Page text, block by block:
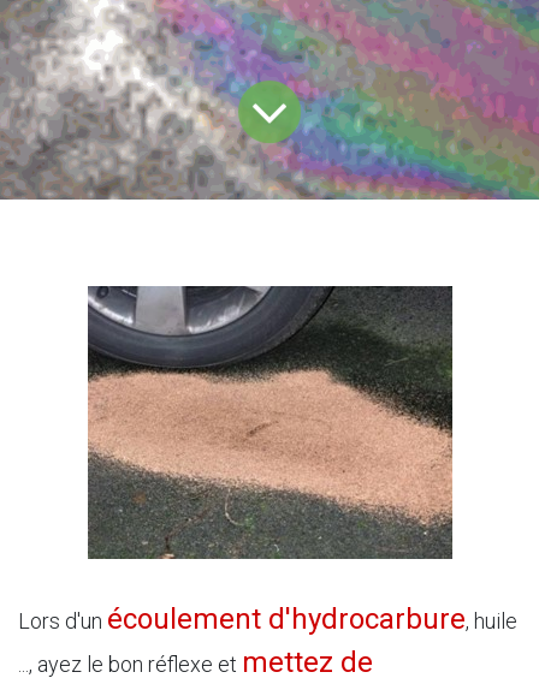
Lors d'un écoulement d'hydrocarbure, huile
..., ayez le bon réflexe et mettez de